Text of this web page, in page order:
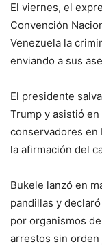
El viernes, el
Convención
Venezuela la
enviando a sus
El presidente
Trump y asistió
conservadores en
la afirmación del
Bukele lanzó en
pandillas y
por organismos
arrestos sin